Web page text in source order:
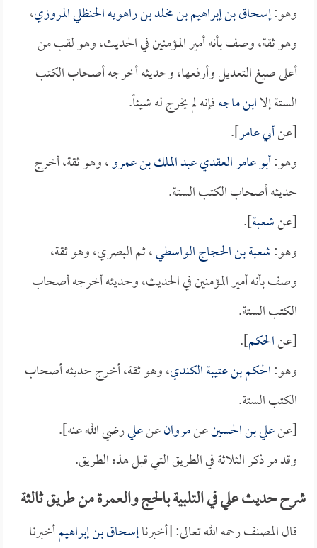
وهو:إسحاق بن إبراهيم بن مخلد بن راهويه الحنظلي المروزي،
وهو ثقة، وصف بأنه أمير المؤمنين في الحديث، وهو لقب من
أعلى صيغ التعديل وأرفعها، وحديثه أخرجه أصحاب الكتب
الستة إلاابن ماجهفإنه لم يخرج له شيئاً.
[عنأبي عامر].
وهو:أبو عامر العقدي عبد الملك بن عمرو، وهو ثقة، أخرج
حديثه أصحاب الكتب الستة.
[عنشعبة].
وهو:شعبة بن الحجاج الواسطي، ثم البصري، وهو ثقة،
وصف بأنه أمير المؤمنين في الحديث، وحديثه أخرجه أصحاب
الكتب الستة.
[عنالحكم].
وهو:الحكم بن عتيبة الكندي، وهو ثقة، أخرج حديثه أصحاب
الكتب الستة.
[عنعلي بن الحسينعنمروانعنعليرضي الله عنه].
وقد مر ذكر الثلاثة في الطريق التي قبل هذه الطريق.
شرح حديث علي في التلبية بالحج والعمرة من طريق ثالثة
قال المصنف رحمه الله تعالى: [أخبرناإسحاق بن إبراهيمأخبرنا